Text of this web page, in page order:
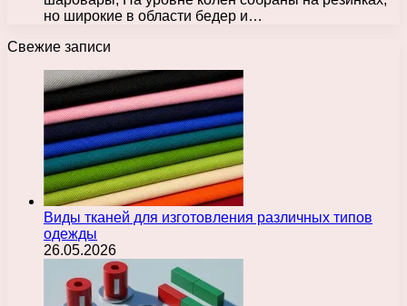
но широкие в области бедер и…
Свежие записи
Виды тканей для изготовления различных типов
одежды
26.05.2026